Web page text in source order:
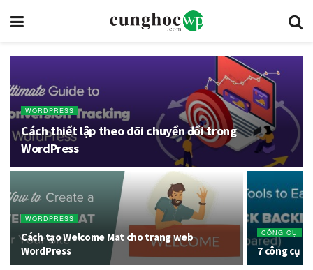
WORDPRESS
Cách thiết lập theo dõi chuyển đổi trong
WordPress
WORDPRESS
Cách tạo Welcome Mat cho trang web
WordPress
CÔNG CỤ
7 công cụ